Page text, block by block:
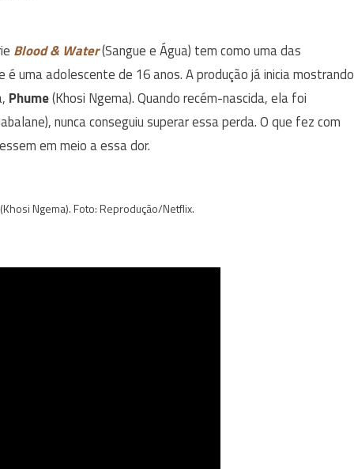
Blood & Water(Sangue e Água) tem como uma das
é uma adolescente de 16 anos. A produção já inicia mostrando
Phume(Khosi Ngema). Quando recém-nascida, ela foi
nunca conseguiu superar essa perda. O que fez com
em meio a essa dor.
Ngema). Foto: Reprodução/Netflix.